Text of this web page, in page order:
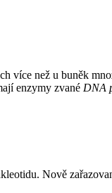
více než u buněk
enzymy zvané DNA
Nově